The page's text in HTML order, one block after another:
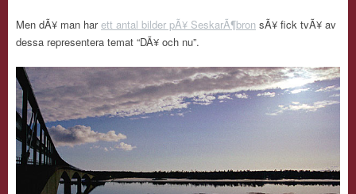
Men dÃ¥ man harett antal bilder pÃ¥ SeskarÃ¶bron sÃ¥ fick tvÃ¥ av
dessa representera temat “DÃ¥ och nu”.